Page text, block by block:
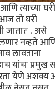
त्याच्या घरी
तो घरी
जातात . असे
नव्हते
लावताना
यांचा प्रमुख
येणे